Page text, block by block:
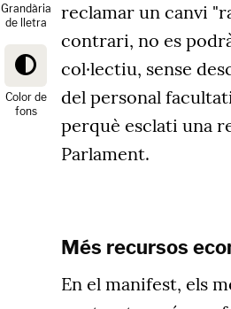
Grandària
de lletra
Color de
fons
reclamar un canvi
contrari, no es
col·lectiu, sense
del personal
perquè esclati una
Parlament.
Més recursos
En el manifest, els